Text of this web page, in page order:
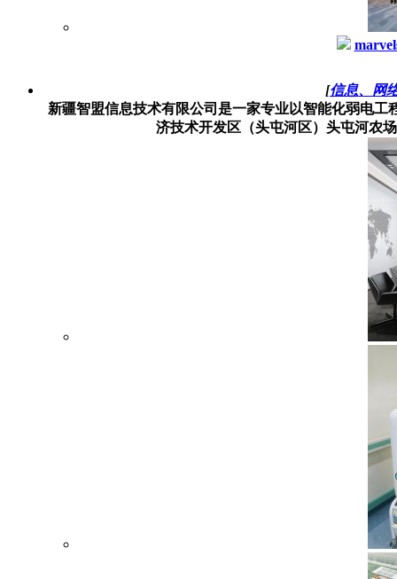
[信息、网
新疆智盟信息技术有限公司是一家专业以智能化弱电
济技术开发区（头屯河区）头屯河农